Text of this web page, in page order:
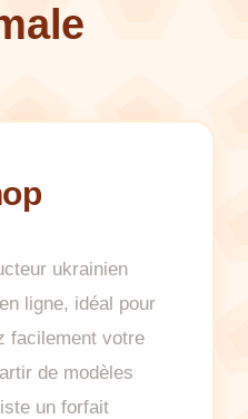
ukrainien
ligne, idéal pour
facilement votre
de modèles
un forfait